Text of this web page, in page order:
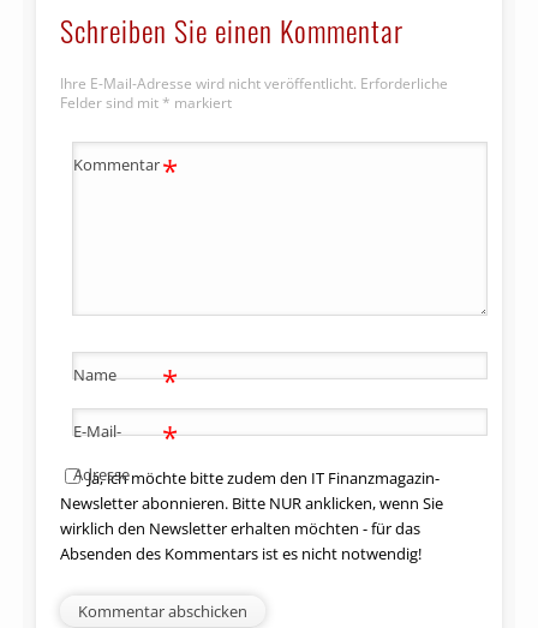
Schreiben Sie einen Kommentar
Ihre E-Mail-Adresse wird nicht veröffentlicht. Erforderliche
Felder sind mit * markiert
Kommentar*
Name *
E-Mail-
Adresse
*
Ja, ich möchte bitte zudem den IT Finanzmagazin-
Newsletter abonnieren. Bitte NUR anklicken, wenn Sie
wirklich den Newsletter erhalten möchten - für das
Absenden des Kommentars ist es nicht notwendig!